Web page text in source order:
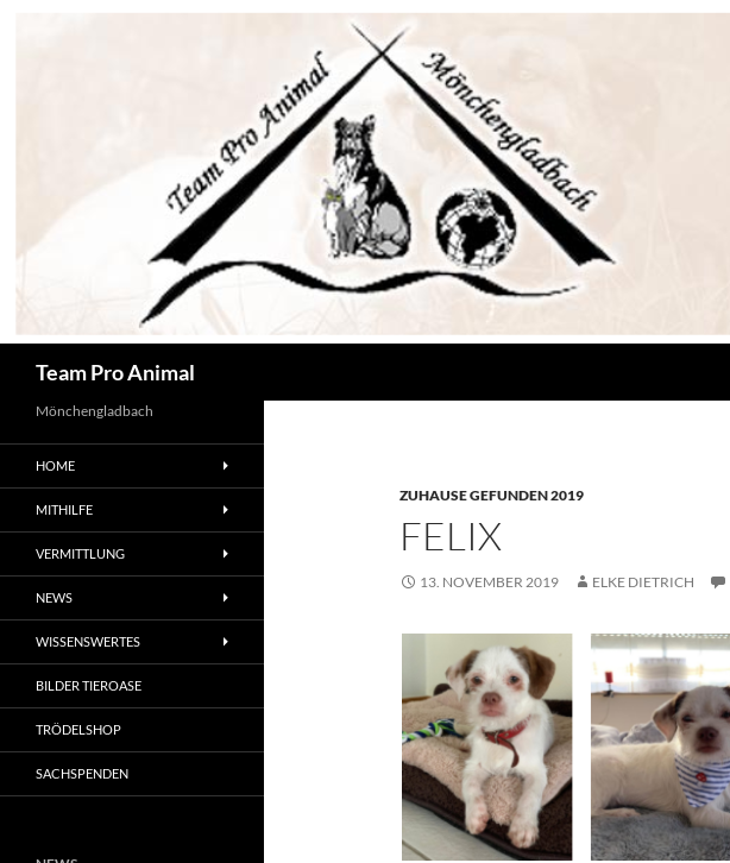
Team Pro Animal
ZUHAUSE GEFUNDEN 2019
FELIX
13. NOVEMBER 2019 ELKE DIETRICH
Mönchengladbach
HOME
MITHILFE
VERMITTLUNG
NEWS
WISSENSWERTES
BILDER TIEROASE
TRÖDELSHOP
SACHSPENDEN